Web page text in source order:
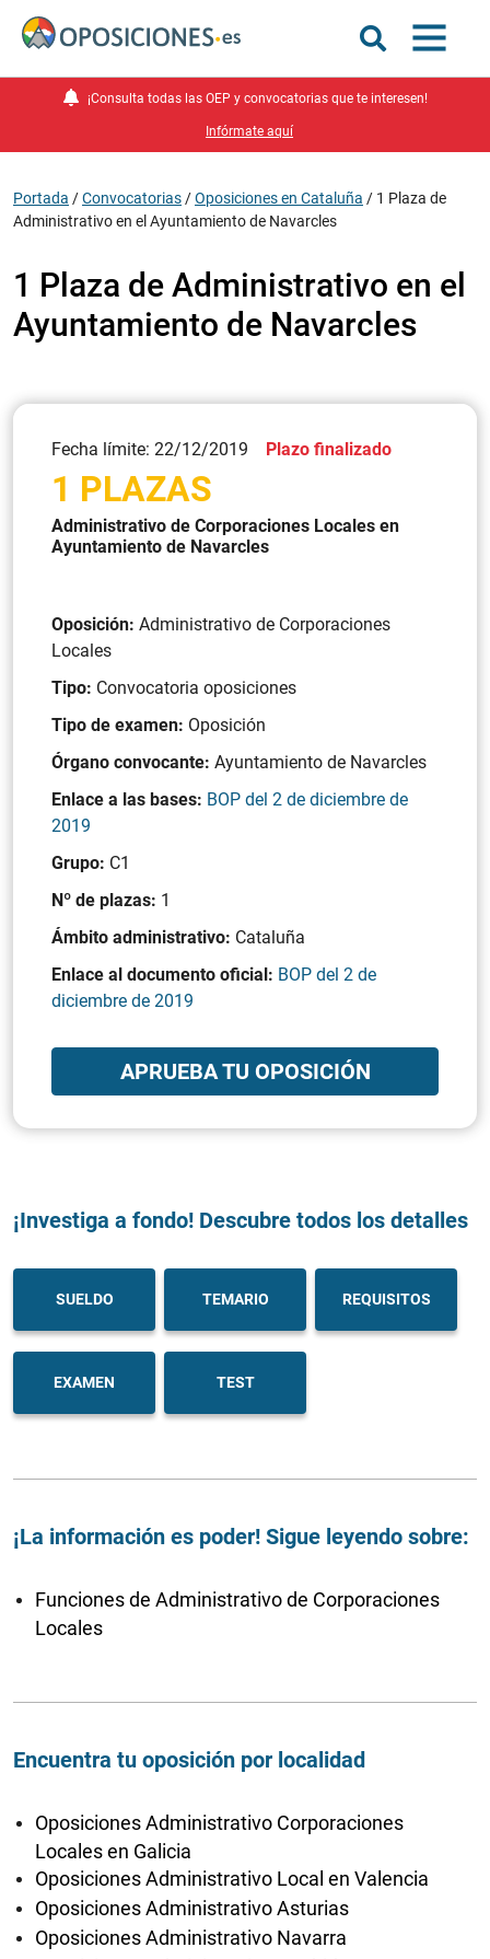
¡Consulta todas las OEP y convocatorias que te interesen!
Infórmate aquí
Portada /Convocatorias /Oposiciones en Cataluña / 1 Plaza de
Administrativo en el Ayuntamiento de Navarcles
1 Plaza de Administrativo en el
Ayuntamiento de Navarcles
Fecha límite: 22/12/2019 Plazo finalizado
1 PLAZAS
Administrativo de Corporaciones Locales en
Ayuntamiento de Navarcles
Oposición: Administrativo de Corporaciones
Locales
Tipo: Convocatoria oposiciones
Tipo de examen: Oposición
Órgano convocante: Ayuntamiento de Navarcles
Enlace a las bases: BOP del 2 de diciembre de
2019
Grupo: C1
Nº de plazas: 1
Ámbito administrativo: Cataluña
Enlace al documento oficial: BOP del 2 de
diciembre de 2019
APRUEBA TU OPOSICIÓN
¡Investiga a fondo! Descubre todos los detalles
SUELDO TEMARIO REQUISITOS
EXAMEN TEST
¡La información es poder! Sigue leyendo sobre:
Funciones de Administrativo de Corporaciones
Locales
Encuentra tu oposición por localidad
Oposiciones Administrativo Corporaciones
Locales en Galicia
Oposiciones Administrativo Local en Valencia
Oposiciones Administrativo Asturias
Oposiciones Administrativo Navarra